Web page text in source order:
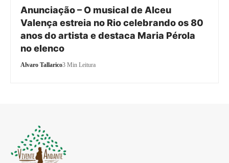
Anunciação – O musical de Alceu
Valença estreia no Rio celebrando os 80
anos do artista e destaca Maria Pérola
no elenco
Alvaro Tallarico3 Min Leitura